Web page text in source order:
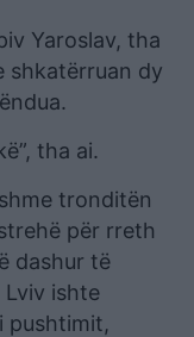
Yaroslav, tha
shkatërruan dy
tha ai.
tronditën
për rreth
dashur të
ishte
pushtimit,